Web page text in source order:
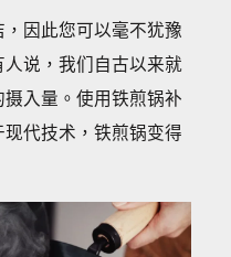
因此您可以毫不犹豫
说，我们自古以来就
入量。使用铁煎锅补
代技术，铁煎锅变得